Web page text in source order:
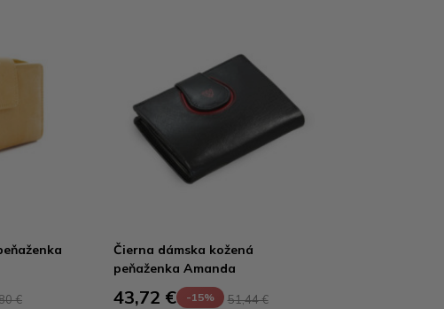
€
Čierna dámska kožená
peňaženka Amanda
43,72 € -15% 51,44 €